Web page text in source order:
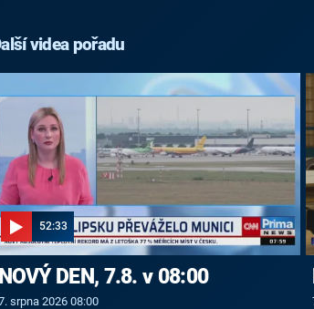
videa pořadu
52:33
NOVÝ DEN, 7.8. v 08:00
srpna 2026 08:00